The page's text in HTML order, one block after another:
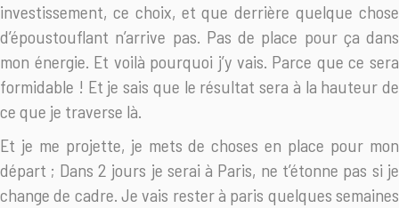
investissement, ce choix, et que derrière quelque chose
d’époustouflant n’arrive pas. Pas de place pour ça dans
mon énergie. Et voilà pourquoi j’y vais. Parce que ce sera
formidable ! Et je sais que le résultat sera à la hauteur de
ce que je traverse là.
Et je me projette, je mets de choses en place pour mon
départ ; Dans 2 jours je serai à Paris, ne t’étonne pas si je
change de cadre. Je vais rester à paris quelques semaines